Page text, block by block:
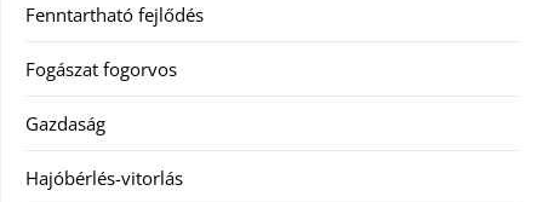
Fenntartható fejlődés
Fogászat fogorvos
Gazdaság
Hajóbérlés-vitorlás